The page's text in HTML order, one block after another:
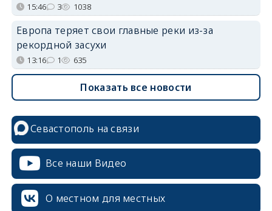
15:46 3 1038
Европа теряет свои главные реки из-за
рекордной засухи
13:16 1 635
Показать все новости
Севастополь на связи
Все наши Видео
О местном для местных